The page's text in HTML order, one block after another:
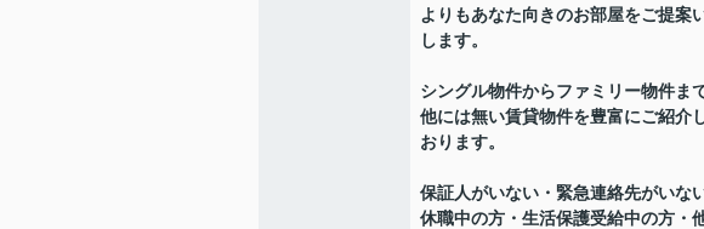
よりもあなた向きのお部屋をご提案
します。
シングル物件からファミリー物件まで
他には無い賃貸物件を豊富にご紹介
おります。
保証人がいない・緊急連絡先がいな
休職中の方・生活保護受給中の方・